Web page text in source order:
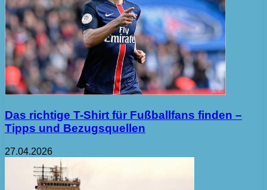
Das richtige T-Shirt für Fußballfans finden –
Tipps und Bezugsquellen
27.04.2026